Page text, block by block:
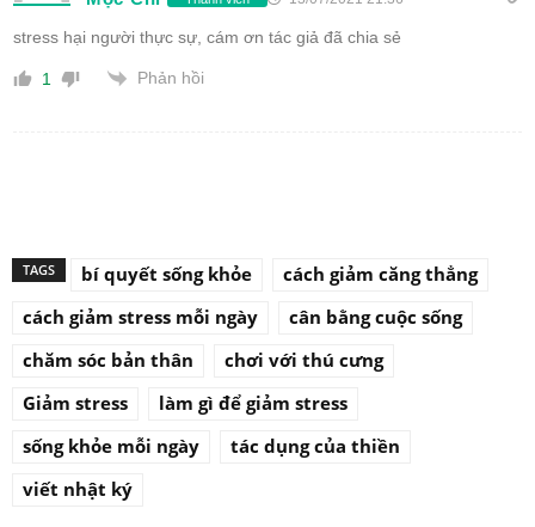
stress hại người thực sự, cám ơn tác giả đã chia sẻ
1 Phản hồi
TAGS bí quyết sống khỏe
cách giảm căng thẳng
cách giảm stress mỗi ngày
cân bằng cuộc sống
chăm sóc bản thân
chơi với thú cưng
Giảm stress
làm gì để giảm stress
sống khỏe mỗi ngày
tác dụng của thiền
viết nhật ký